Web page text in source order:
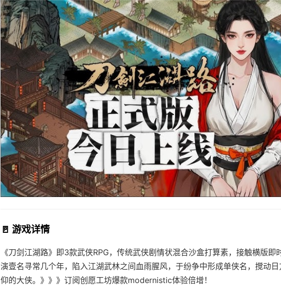
🚪 游戏详情
《刀剑江湖路》即3款武侠RPG，传统武侠剧情状混合沙盒打算素，接触横版即
演壹名寻常几个年，陷入江湖武林之间血雨腥风，于纷争中形成单侠名，搅动
仰的大侠。》》》订阅创愿工坊爆款modernistic体验倍增！